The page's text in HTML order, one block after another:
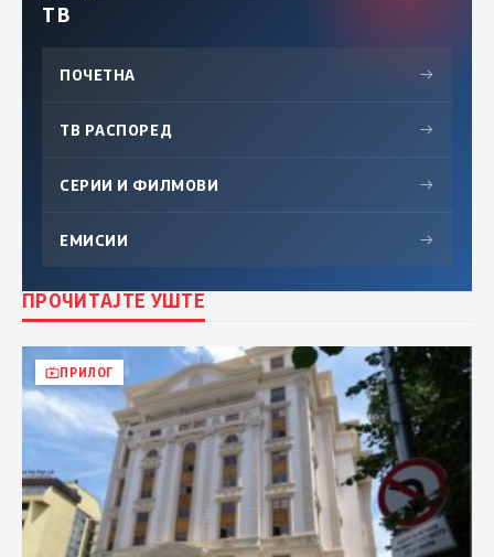
ТВ
ПОЧЕТНА →
ТВ РАСПОРЕД →
СЕРИИ И ФИЛМОВИ →
ЕМИСИИ →
ПРОЧИТАЈТЕ УШТЕ
ПРИЛОГ